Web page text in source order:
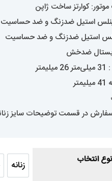
کوارتز ساخت ژاپن
استیل ضدزنگ و ضد حساسیت
استیل ضدزنگ و ضد حساسیت
ضدخش
در قسمت توضیحات سایز
انتخاب زنانه